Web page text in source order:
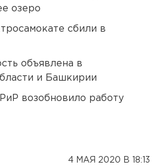
озеро
сбили в
объявлена в
и Башкирии
возобновило работу
4 МАЯ 2020 В 18:13